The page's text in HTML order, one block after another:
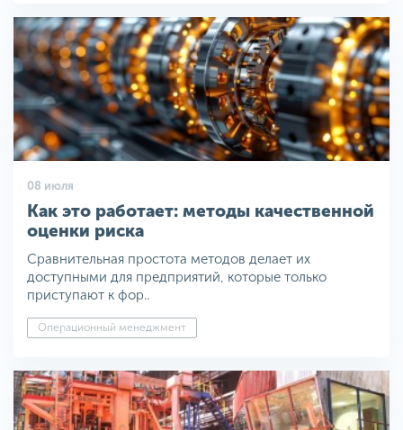
08 июля
Как это работает: методы качественной
оценки риска
Сравнительная простота методов делает их
доступными для предприятий, которые только
приступают к фор..
Операционный менеджмент